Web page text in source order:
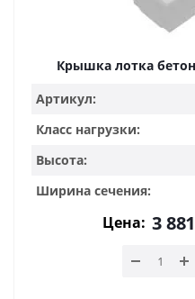
Крышка лотка
Артикул:
Класс нагрузки:
Высота:
Ширина сечения:
Цена: 3